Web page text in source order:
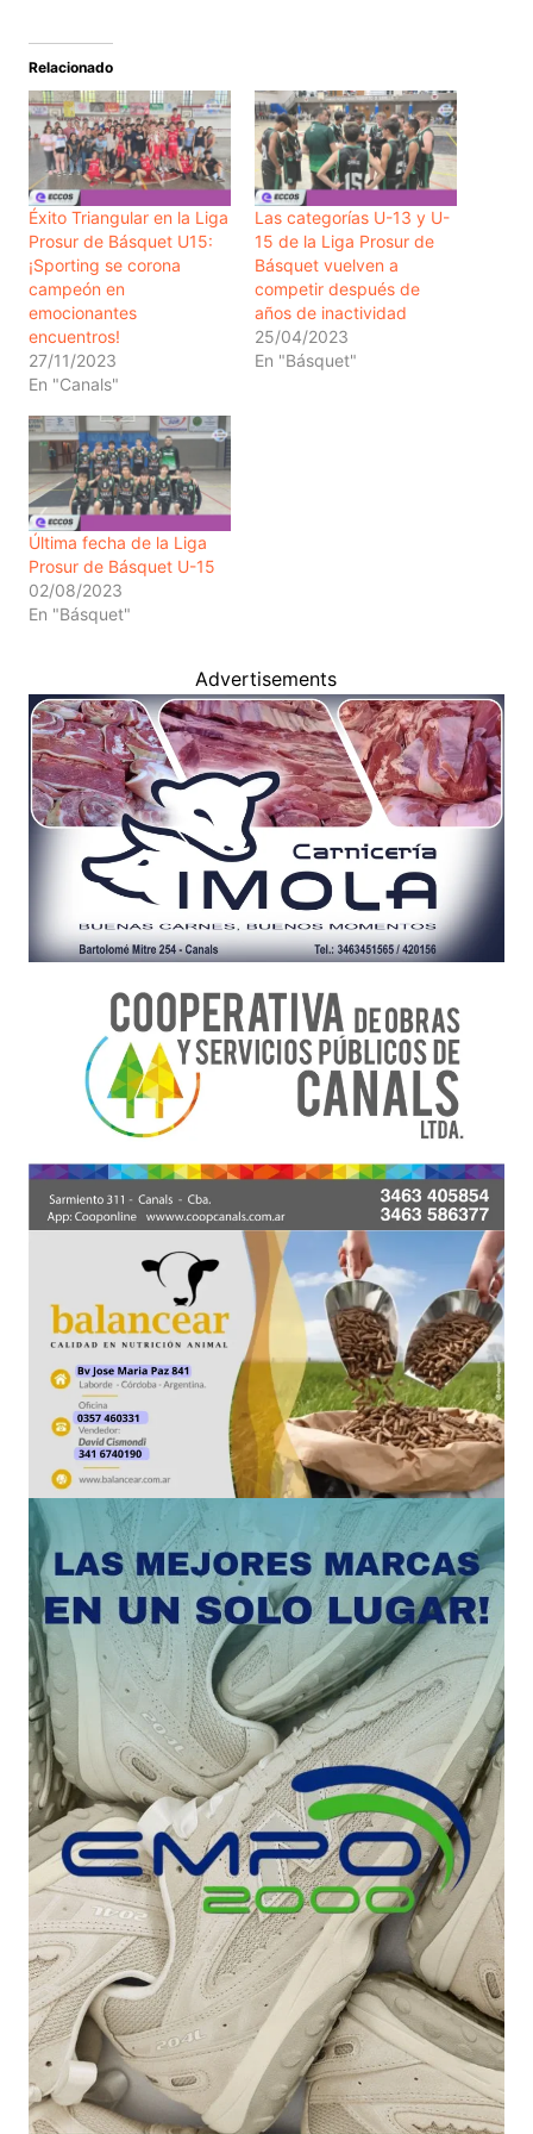
Relacionado
Éxito Triangular en la Liga
Prosur de Básquet U15:
¡Sporting se corona
campeón en
emocionantes
encuentros!
27/11/2023
En "Canals"
Las categorías U-13 y U-
15 de la Liga Prosur de
Básquet vuelven a
competir después de
años de inactividad
25/04/2023
En "Básquet"
Última fecha de la Liga
Prosur de Básquet U-15
02/08/2023
En "Básquet"
Advertisements